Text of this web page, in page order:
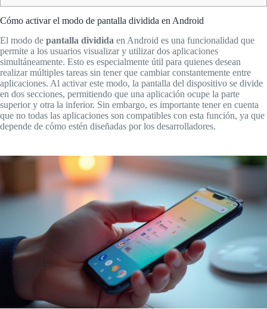
Cómo activar el modo de pantalla dividida en Android
El modo de pantalla dividida en Android es una funcionalidad que
permite a los usuarios visualizar y utilizar dos aplicaciones
simultáneamente. Esto es especialmente útil para quienes desean
realizar múltiples tareas sin tener que cambiar constantemente entre
aplicaciones. Al activar este modo, la pantalla del dispositivo se divide
en dos secciones, permitiendo que una aplicación ocupe la parte
superior y otra la inferior. Sin embargo, es importante tener en cuenta
que no todas las aplicaciones son compatibles con esta función, ya que
depende de cómo estén diseñadas por los desarrolladores.